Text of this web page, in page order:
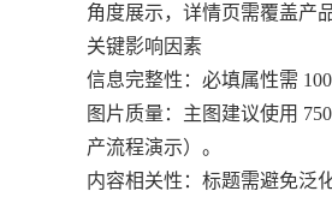
角度展示，详情页需覆盖产
关键影响因素
信息完整性：必填属性需
图片质量：主图建议使用
产流程演示）。
内容相关性：标题需避免泛